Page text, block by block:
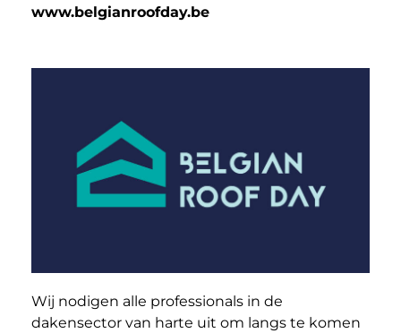
www.belgianroofday.be
Wij nodigen alle professionals in de
dakensector van harte uit om langs te komen